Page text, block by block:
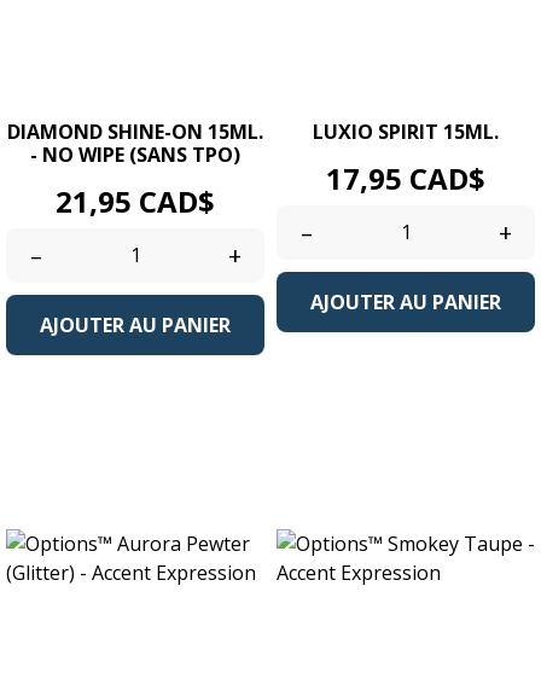
DIAMOND SHINE-ON 15ML.
- NO WIPE (SANS TPO)
Prix
21,95 CAD$
– +
AJOUTER AU PANIER
LUXIO SPIRIT 15ML.
Prix
17,95 CAD$
– +
AJOUTER AU PANIER